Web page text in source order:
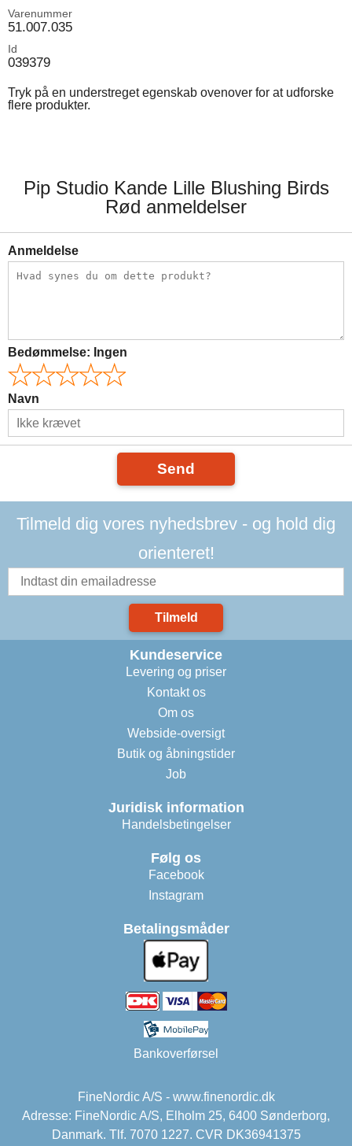
Varenummer
51.007.035
Id
039379
Tryk på en understreget egenskab ovenover for at udforske
flere produkter.
Pip Studio Kande Lille Blushing Birds
Rød anmeldelser
Anmeldelse
Bedømmelse: Ingen
Navn
Send
Tilmeld dig vores nyhedsbrev - og hold dig
orienteret!
Tilmeld
Kundeservice
Levering og priser
Kontakt os
Om os
Webside-oversigt
Butik og åbningstider
Job
Juridisk information
Handelsbetingelser
Følg os
Facebook
Instagram
Betalingsmåder
Bankoverførsel
FineNordic A/S - www.finenordic.dk
Adresse: FineNordic A/S, Elholm 25, 6400 Sønderborg,
Danmark. Tlf. 7070 1227. CVR DK36941375